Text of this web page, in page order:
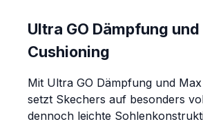
Ultra GO Dämpfung
Cushioning
Mit Ultra GO Dämpfung und
setzt Skechers auf besonders
dennoch leichte